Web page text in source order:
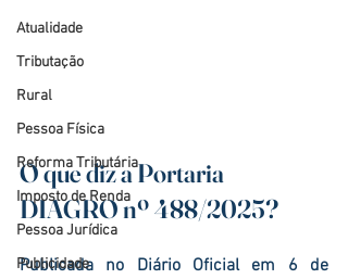
Atualidade
Tributação
Rural
Pessoa Física
Reforma Tributária
Imposto de Renda
Pessoa Jurídica
Publicidade
O que diz a Portaria
DIAGRO nº 488/2025?
Publicada no Diário Oficial em 6 de